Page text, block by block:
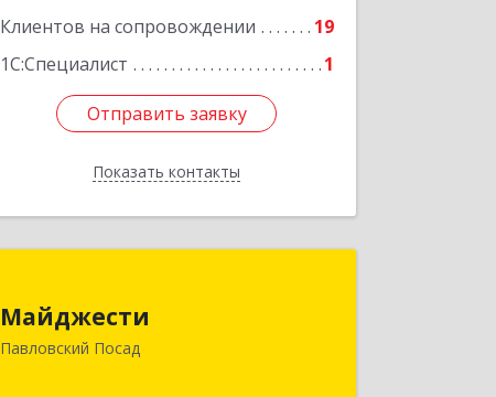
Клиентов на сопровождении
19
1С:Специалист
1
Отправить заявку
Показать контакты
Подробнее
Отправить заявку
Назад
Майджести
Павловский Посад
142502, Московская обл, Павлово-
Посадский р-н, Павловский Посад г,